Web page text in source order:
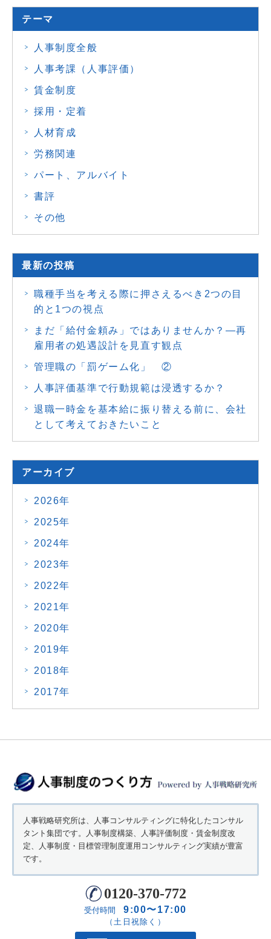
テーマ
人事制度全般
人事考課（人事評価）
賃金制度
採用・定着
人材育成
労務関連
パート、アルバイト
書評
その他
最新の投稿
職種手当を考える際に押さえるべき2つの目
的と1つの視点
まだ「給付金頼み」ではありませんか？―再
雇用者の処遇設計を見直す観点
管理職の「罰ゲーム化」 ②
人事評価基準で行動規範は浸透するか？
退職一時金を基本給に振り替える前に、会社
として考えておきたいこと
アーカイブ
2026年
2025年
2024年
2023年
2022年
2021年
2020年
2019年
2018年
2017年
人事戦略研究所は、人事コンサルティングに特化したコンサル
タント集団です。人事制度構築、人事評価制度・賃金制度改
定、人事制度・目標管理制度運用コンサルティング実績が豊富
です。
0120-370-772
受付時間 9:00〜17:00
（土日祝除く）